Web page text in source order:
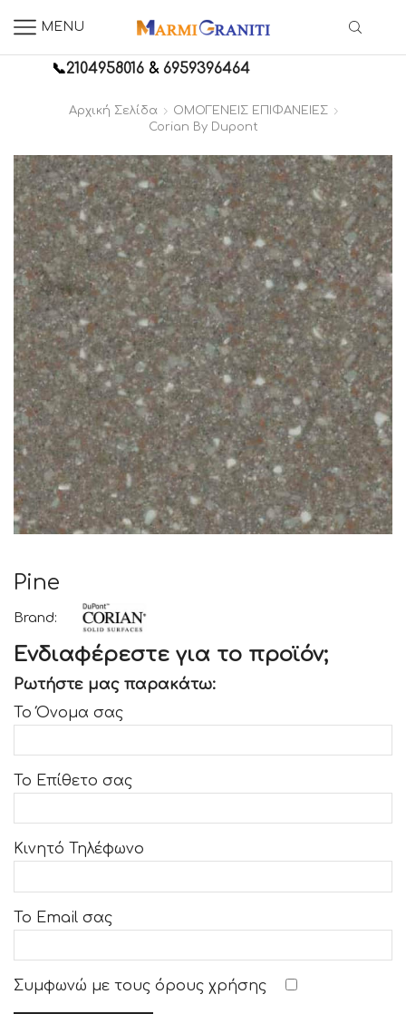
MENU
📞2104958016 &6959396464
Αρχική Σελίδα
ΟΜΟΓΕΝΕΙΣ ΕΠΙΦΑΝΕΙΕΣ
Corian By Dupont
Pine
Brand:
Ενδιαφέρεστε για το προϊόν;
Ρωτήστε μας παρακάτω:
Το Όνομα σας
Το Επίθετο σας
Κινητό Τηλέφωνο
Το Email σας
Συμφωνώ με τους όρους χρήσης